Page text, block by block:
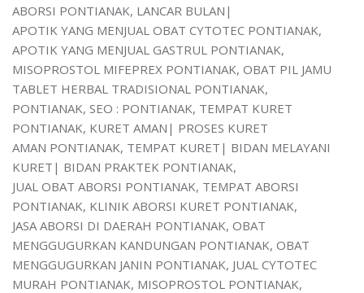
ABORSI PONTIANAK, LANCAR BULAN|
APOTIK YANG MENJUAL OBAT CYTOTEC PONTIANAK,
APOTIK YANG MENJUAL GASTRUL PONTIANAK,
MISOPROSTOL MIFEPREX PONTIANAK, OBAT PIL JAMU
TABLET HERBAL TRADISIONAL PONTIANAK,
PONTIANAK, SEO : PONTIANAK, TEMPAT KURET
PONTIANAK, KURET AMAN| PROSES KURET
AMAN PONTIANAK, TEMPAT KURET| BIDAN MELAYANI
KURET| BIDAN PRAKTEK PONTIANAK,
JUAL OBAT ABORSI PONTIANAK, TEMPAT ABORSI
PONTIANAK, KLINIK ABORSI KURET PONTIANAK,
JASA ABORSI DI DAERAH PONTIANAK, OBAT
MENGGUGURKAN KANDUNGAN PONTIANAK, OBAT
MENGGUGURKAN JANIN PONTIANAK, JUAL CYTOTEC
MURAH PONTIANAK, MISOPROSTOL PONTIANAK,